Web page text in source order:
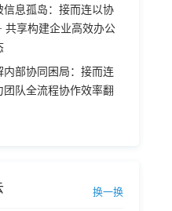
信息孤岛：接而连以协
共享构建企业高效办公
内部协同困局：接而连
团队全流程协作效率翻
换一换